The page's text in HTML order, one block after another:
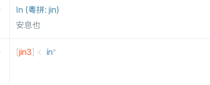
In (粵拼: jin)
安息也
[jin3] ín꜄